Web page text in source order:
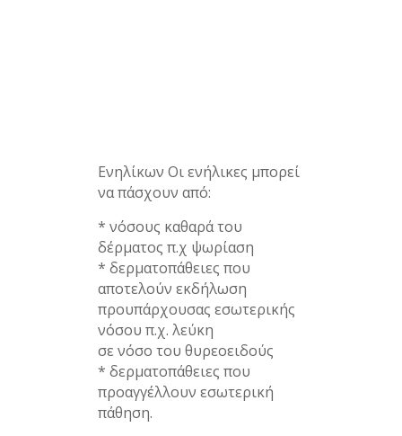
Ενηλίκων Οι ενήλικες μπορεί
να πάσχουν από:
* νόσους καθαρά του
δέρματος π.χ ψωρίαση
* δερματοπάθειες που
αποτελούν εκδήλωση
προυπάρχουσας εσωτερικής
νόσου π.χ. λεύκη
σε νόσο του θυρεοειδούς
* δερματοπάθειες που
προαγγέλλουν εσωτερική
πάθηση.